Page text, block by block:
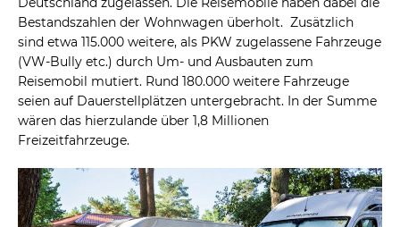
Bestandszahlen der Wohnwagen überholt. Zusätzlich
sind etwa 115.000 weitere, als PKW zugelassene Fahrzeuge
(VW-Bully etc.) durch Um- und Ausbauten zum
Reisemobil mutiert. Rund 180.000 weitere Fahrzeuge
seien auf Dauerstellplätzen untergebracht. In der Summe
wären das hierzulande über 1,8 Millionen
Freizeitfahrzeuge.